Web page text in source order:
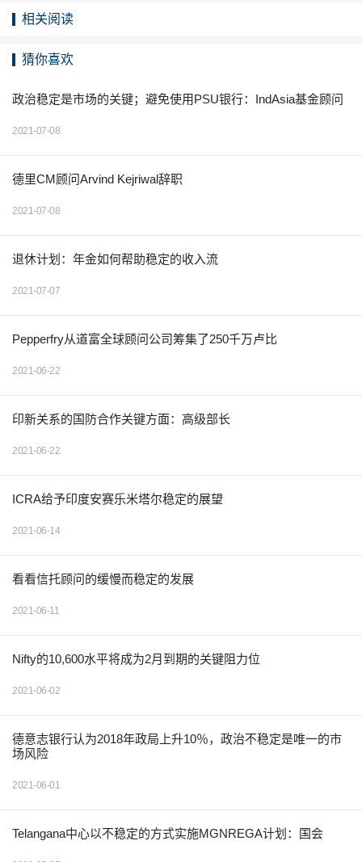
相关阅读
猜你喜欢
政治稳定是市场的关键；避免使用PSU银行：IndAsia基金顾问
2021-07-08
德里CM顾问Arvind Kejriwal辞职
2021-07-08
退休计划：年金如何帮助稳定的收入流
2021-07-07
Pepperfry从道富全球顾问公司筹集了250千万卢比
2021-06-22
印新关系的国防合作关键方面：高级部长
2021-06-22
ICRA给予印度安赛乐米塔尔稳定的展望
2021-06-14
看看信托顾问的缓慢而稳定的发展
2021-06-11
Nifty的10,600水平将成为2月到期的关键阻力位
2021-06-02
德意志银行认为2018年政局上升10％，政治不稳定是唯一的市
场风险
2021-06-01
Telangana中心以不稳定的方式实施MGNREGA计划：国会